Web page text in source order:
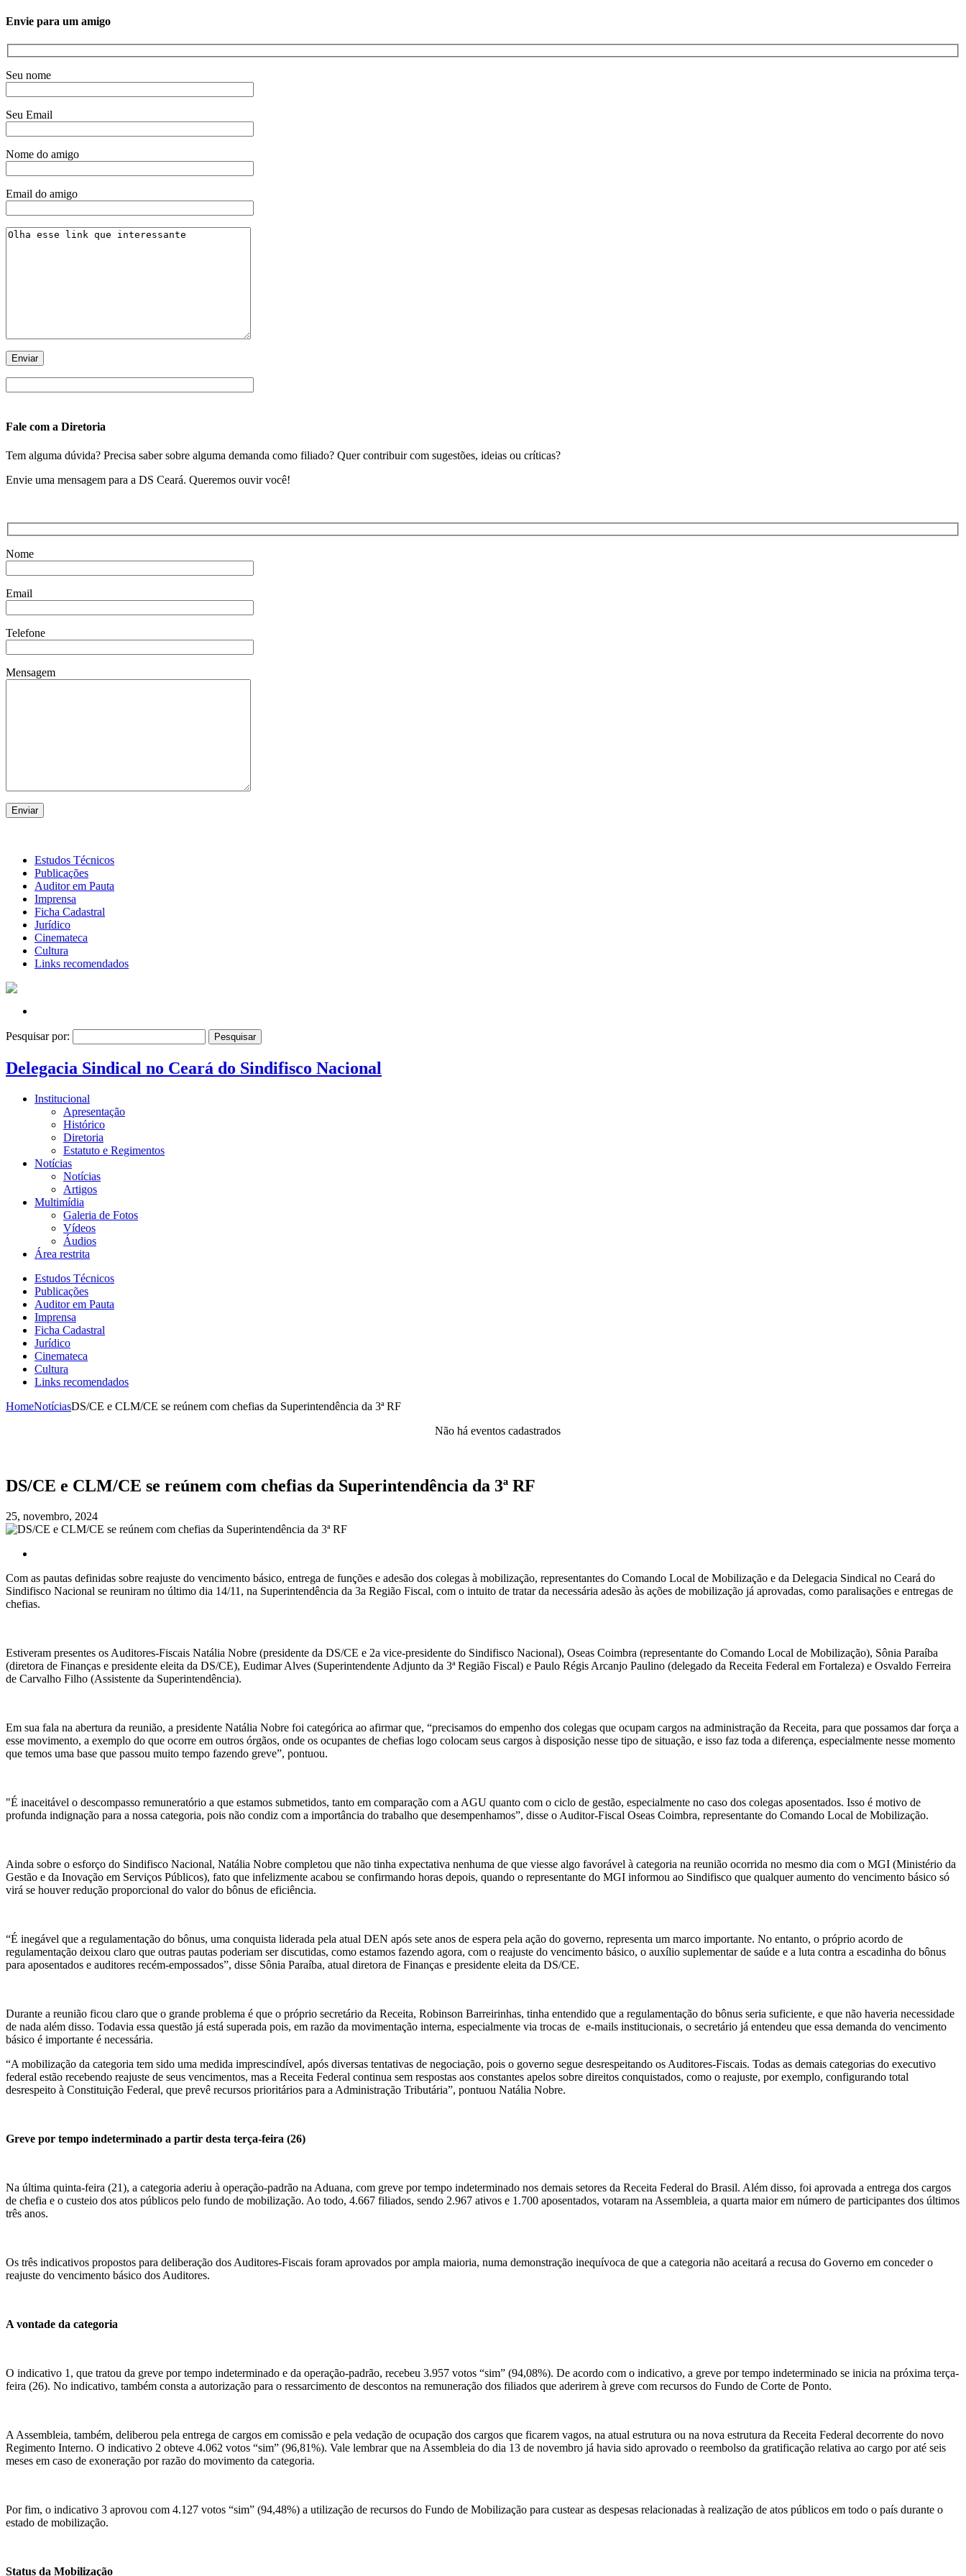
Envie para um amigo
Seu nome
Seu Email
Nome do amigo
Email do amigo
Fale com a Diretoria
Tem alguma dúvida? Precisa saber sobre alguma demanda como filiado? Quer contribuir com sugestões, ideias ou críticas?
Envie uma mensagem para a DS Ceará. Queremos ouvir você!
Nome
Email
Telefone
Mensagem
Estudos Técnicos
Publicações
Auditor em Pauta
Imprensa
Ficha Cadastral
Jurídico
Cinemateca
Cultura
Links recomendados
Pesquisar por:
Delegacia Sindical no Ceará do Sindifisco Nacional
Institucional
Apresentação
Histórico
Diretoria
Estatuto e Regimentos
Notícias
Notícias
Artigos
Multimídia
Galeria de Fotos
Vídeos
Áudios
Área restrita
Estudos Técnicos
Publicações
Auditor em Pauta
Imprensa
Ficha Cadastral
Jurídico
Cinemateca
Cultura
Links recomendados
HomeNotíciasDS/CE e CLM/CE se reúnem com chefias da Superintendência da 3ª RF
Não há eventos cadastrados
DS/CE e CLM/CE se reúnem com chefias da Superintendência da 3ª RF
25, novembro, 2024
Com as pautas definidas sobre reajuste do vencimento básico, entrega de funções e adesão dos colegas à mobilização, representantes do Comando Local de Mobilização e da Delegacia Sindical no Ceará do
Sindifisco Nacional se reuniram no último dia 14/11, na Superintendência da 3a Região Fiscal, com o intuito de tratar da necessária adesão às ações de mobilização já aprovadas, como paralisações e entregas de
chefias.
Estiveram presentes os Auditores-Fiscais Natália Nobre (presidente da DS/CE e 2a vice-presidente do Sindifisco Nacional), Oseas Coimbra (representante do Comando Local de Mobilização), Sônia Paraíba
(diretora de Finanças e presidente eleita da DS/CE), Eudimar Alves (Superintendente Adjunto da 3ª Região Fiscal) e Paulo Régis Arcanjo Paulino (delegado da Receita Federal em Fortaleza) e Osvaldo Ferreira
de Carvalho Filho (Assistente da Superintendência).
Em sua fala na abertura da reunião, a presidente Natália Nobre foi categórica ao afirmar que, “precisamos do empenho dos colegas que ocupam cargos na administração da Receita, para que possamos dar força a
esse movimento, a exemplo do que ocorre em outros órgãos, onde os ocupantes de chefias logo colocam seus cargos à disposição nesse tipo de situação, e isso faz toda a diferença, especialmente nesse momento
que temos uma base que passou muito tempo fazendo greve”, pontuou.
"É inaceitável o descompasso remuneratório a que estamos submetidos, tanto em comparação com a AGU quanto com o ciclo de gestão, especialmente no caso dos colegas aposentados. Isso é motivo de
profunda indignação para a nossa categoria, pois não condiz com a importância do trabalho que desempenhamos”, disse o Auditor-Fiscal Oseas Coimbra, representante do Comando Local de Mobilização.
Ainda sobre o esforço do Sindifisco Nacional, Natália Nobre completou que não tinha expectativa nenhuma de que viesse algo favorável à categoria na reunião ocorrida no mesmo dia com o MGI (Ministério da
Gestão e da Inovação em Serviços Públicos), fato que infelizmente acabou se confirmando horas depois, quando o representante do MGI informou ao Sindifisco que qualquer aumento do vencimento básico só
virá se houver redução proporcional do valor do bônus de eficiência.
“É inegável que a regulamentação do bônus, uma conquista liderada pela atual DEN após sete anos de espera pela ação do governo, representa um marco importante. No entanto, o próprio acordo de
regulamentação deixou claro que outras pautas poderiam ser discutidas, como estamos fazendo agora, com o reajuste do vencimento básico, o auxílio suplementar de saúde e a luta contra a escadinha do bônus
para aposentados e auditores recém-empossados”, disse Sônia Paraíba, atual diretora de Finanças e presidente eleita da DS/CE.
Durante a reunião ficou claro que o grande problema é que o próprio secretário da Receita, Robinson Barreirinhas, tinha entendido que a regulamentação do bônus seria suficiente, e que não haveria necessidade
de nada além disso. Todavia essa questão já está superada pois, em razão da movimentação interna, especialmente via trocas de e-mails institucionais, o secretário já entendeu que essa demanda do vencimento
básico é importante é necessária.
“A mobilização da categoria tem sido uma medida imprescindível, após diversas tentativas de negociação, pois o governo segue desrespeitando os Auditores-Fiscais. Todas as demais categorias do executivo
federal estão recebendo reajuste de seus vencimentos, mas a Receita Federal continua sem respostas aos constantes apelos sobre direitos conquistados, como o reajuste, por exemplo, configurando total
desrespeito à Constituição Federal, que prevê recursos prioritários para a Administração Tributária”, pontuou Natália Nobre.
Greve por tempo indeterminado a partir desta terça-feira (26)
Na última quinta-feira (21), a categoria aderiu à operação-padrão na Aduana, com greve por tempo indeterminado nos demais setores da Receita Federal do Brasil. Além disso, foi aprovada a entrega dos cargos
de chefia e o custeio dos atos públicos pelo fundo de mobilização. Ao todo, 4.667 filiados, sendo 2.967 ativos e 1.700 aposentados, votaram na Assembleia, a quarta maior em número de participantes dos últimos
três anos.
Os três indicativos propostos para deliberação dos Auditores-Fiscais foram aprovados por ampla maioria, numa demonstração inequívoca de que a categoria não aceitará a recusa do Governo em conceder o
reajuste do vencimento básico dos Auditores.
A vontade da categoria
O indicativo 1, que tratou da greve por tempo indeterminado e da operação-padrão, recebeu 3.957 votos “sim” (94,08%). De acordo com o indicativo, a greve por tempo indeterminado se inicia na próxima terça-
feira (26). No indicativo, também consta a autorização para o ressarcimento de descontos na remuneração dos filiados que aderirem à greve com recursos do Fundo de Corte de Ponto.
A Assembleia, também, deliberou pela entrega de cargos em comissão e pela vedação de ocupação dos cargos que ficarem vagos, na atual estrutura ou na nova estrutura da Receita Federal decorrente do novo
Regimento Interno. O indicativo 2 obteve 4.062 votos “sim” (96,81%). Vale lembrar que na Assembleia do dia 13 de novembro já havia sido aprovado o reembolso da gratificação relativa ao cargo por até seis
meses em caso de exoneração por razão do movimento da categoria.
Por fim, o indicativo 3 aprovou com 4.127 votos “sim” (94,48%) a utilização de recursos do Fundo de Mobilização para custear as despesas relacionadas à realização de atos públicos em todo o país durante o
estado de mobilização.
Status da Mobilização